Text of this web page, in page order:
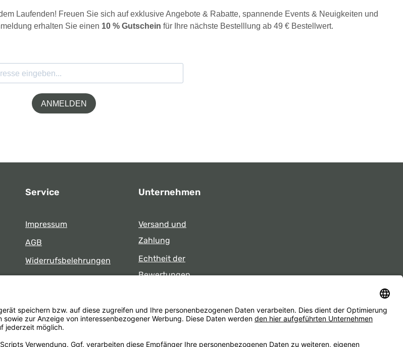
Laufenden! Freuen Sie sich auf exklusive Angebote & Rabatte, spannende Events & Neuigkeiten und
erhalten Sie einen 10 % Gutschein für Ihre nächste Bestelllung ab 49 € Bestellwert.
ANMELDEN
Service
Impressum
AGB
Widerrufsbelehrungen
Datenschutz
Unternehmen
Versand und
Zahlung
Echtheit der
Bewertungen
Laden